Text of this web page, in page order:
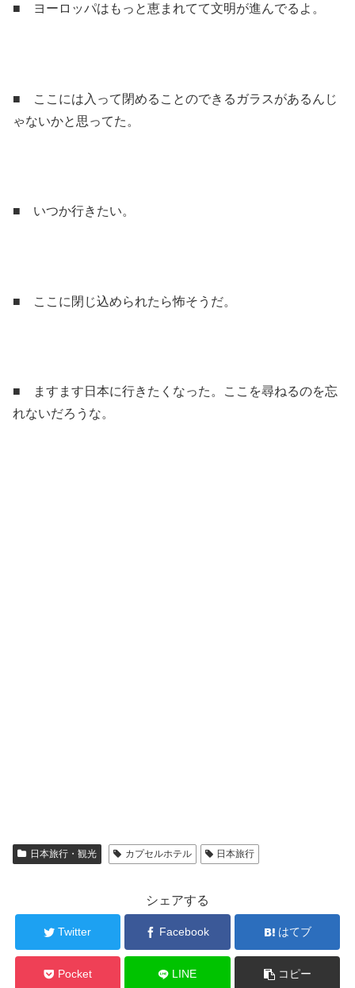
■ ヨーロッパはもっと恵まれてて文明が進んでるよ。
■ ここには入って閉めることのできるガラスがあるんじ
ゃないかと思ってた。
■ いつか行きたい。
■ ここに閉じ込められたら怖そうだ。
■ ますます日本に行きたくなった。ここを尋ねるのを忘
れないだろうな。
日本旅行・観光 カプセルホテル 日本旅行
シェアする
Twitter Facebook はてブ
Pocket LINE コピー